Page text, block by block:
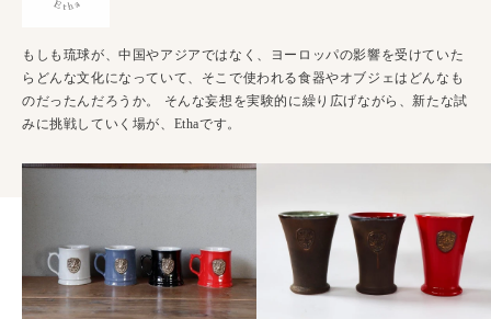
もしも琉球が、中国やアジアではなく、ヨーロッパの影響を受けていた
らどんな文化になっていて、そこで使われる食器やオブジェはどんなも
のだったんだろうか。 そんな妄想を実験的に繰り広げながら、新たな試
みに挑戦していく場が、Ethaです。